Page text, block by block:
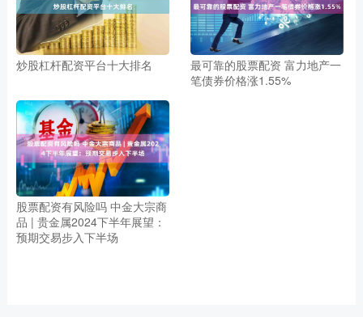
炒股杠杆配资平台十大排名
最可靠的股票配资 富力地产一
笔债券价格涨1.55%
股票配资有风险吗 中金大宗商
品 | 贵金属2024下半年展望：
预期交易步入下半场